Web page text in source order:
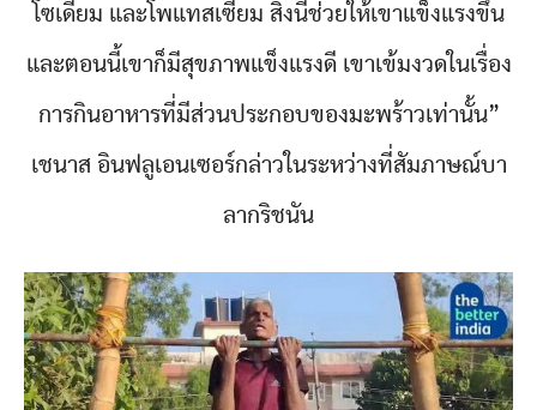
โซเดียม และโพแทสเซียม สิ่งนี้ช่วยให้เขาแข็งแรงขึ้น
และตอนนี้เขาก็มีสุขภาพแข็งแรงดี เขาเข้มงวดในเรื่อง
การกินอาหารที่มีส่วนประกอบของมะพร้าวเท่านั้น”
เชนาส อินฟลูเอนเซอร์กล่าวในระหว่างที่สัมภาษณ์บา
ลากริชนัน